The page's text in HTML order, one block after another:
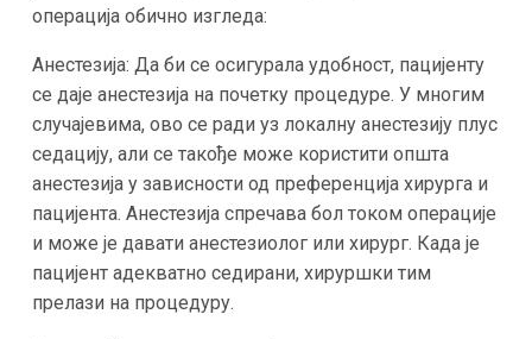
операција обично изгледа:
Анестезија: Да би се осигурала удобност, пацијенту
се даје анестезија на почетку процедуре. У многим
случајевима, ово се ради уз локалну анестезију плус
седацију, али се такође може користити општа
анестезија у зависности од преференција хирурга и
пацијента. Анестезија спречава бол током операције
и може је давати анестезиолог или хирург. Када је
пацијент адекватно седирани, хируршки тим
прелази на процедуру.